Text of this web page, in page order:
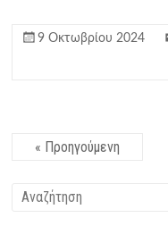
9 Οκτωβρίου 2024
« Προηγούμενη